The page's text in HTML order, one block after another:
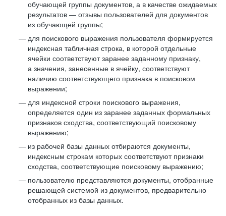
обучающей группы документов, а в качестве ожидаемых
результатов — отзывы пользователей для документов
из обучающей группы;
для поискового выражения пользователя формируется
индексная табличная строка, в которой отдельные
ячейки соответствуют заранее заданному признаку,
а значения, занесенные в ячейку, соответствуют
наличию соответствующего признака в поисковом
выражении;
для индексной строки поискового выражения,
определяется один из заранее заданных формальных
признаков сходства, соответствующий поисковому
выражению;
из рабочей базы данных отбираются документы,
индексным строкам которых соответствуют признаки
сходства, соответствующие поисковому выражению;
пользователю представляются документы, отобранные
решающей системой из документов, предварительно
отобранных из базы данных.